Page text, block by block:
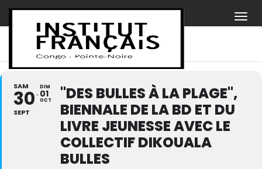
SAM
30
SEPT
DIM
01
OCT
"DES BULLES À LA PLAGE",
BIENNALE DE LA BD ET DU
LIVRE JEUNESSE AVEC LE
COLLECTIF DIKOUALA
BULLES